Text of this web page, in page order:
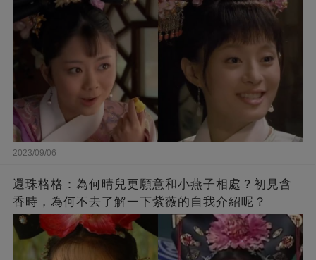
2023/09/06
還珠格格：為何晴兒更願意和小燕子相處？初見含
香時，為何不去了解一下紫薇的自我介紹呢？